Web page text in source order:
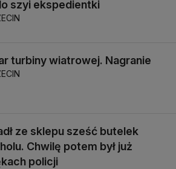
szyi ekspedientki
turbiny wiatrowej. Nagranie
ze sklepu sześć butelek
Chwilę potem był już
policji